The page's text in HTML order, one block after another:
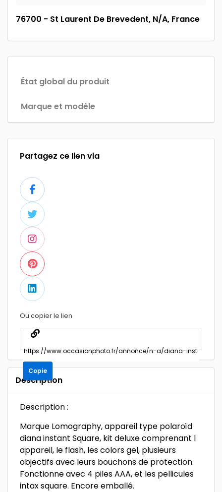
76700 - St Laurent De Brevedent, N/A, France
État global du produit
Marque et modèle
Partagez ce lien via
Ou copier le lien
Copie
Description
Description :
Marque Lomography, appareil type polaroïd
diana instant Square, kit deluxe comprenant l
appareil, le flash, les colors gel, plusieurs
objectifs avec leurs bouchons de protection.
Fonctionne avec 4 piles AAA, et les pellicules
intax square. Encore emballé.